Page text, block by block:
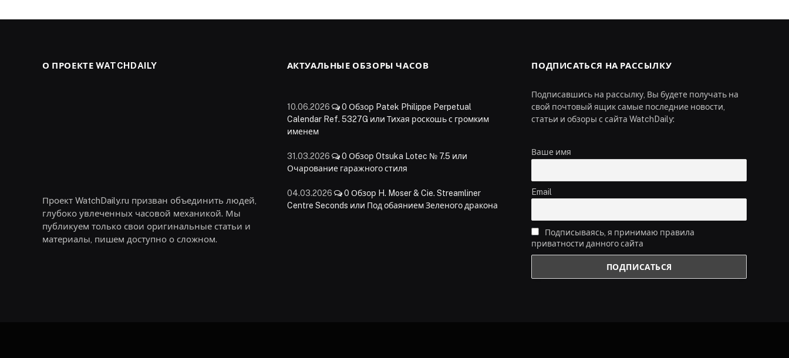
О ПРОЕКТЕ WATCHDAILY
Проект WatchDaily.ru призван объединить людей,
глубоко увлеченных часовой механикой. Мы
публикуем только свои оригинальные статьи и
материалы, пишем доступно о сложном.
АКТУАЛЬНЫЕ ОБЗОРЫ ЧАСОВ
10.06.2026 0 Обзор Patek Philippe Perpetual
Calendar Ref. 5327G или Тихая роскошь с громким
именем
31.03.2026 0 Обзор Otsuka Lotec № 7.5 или
Очарование гаражного стиля
04.03.2026 0 Обзор H. Moser & Cie. Streamliner
Centre Seconds или Под обаянием Зеленого дракона
ПОДПИСАТЬСЯ НА РАССЫЛКУ
Подписавшись на рассылку, Вы будете получать на
свой почтовый ящик самые последние новости,
статьи и обзоры с сайта WatchDaily:
Ваше имя
Email
Подписываясь, я принимаю правила
приватности данного сайта